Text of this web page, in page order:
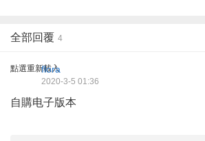
全部回覆 4
點選重新載入
flora
2020-3-5 01:36
自購电子版本